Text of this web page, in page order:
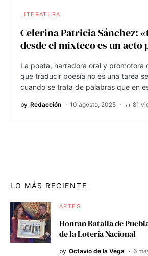
LITERATURA
Celerina Patricia Sánchez:
desde el mixteco es un acto
La poeta, narradora oral y promotora
que traducir poesía no es una tarea
cuando se trata de palabras que en
by Redacción 10 agosto, 2025 81
LO MÁS RECIENTE
ARTES
Honran Batalla de
de la Lotería Nacional
by Octavio de la Vega 6